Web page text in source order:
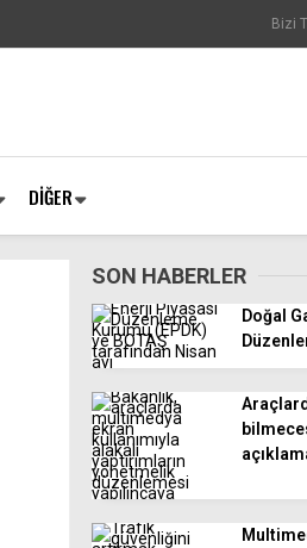
Bizi
DİĞER
SON HABERLER
Doğal